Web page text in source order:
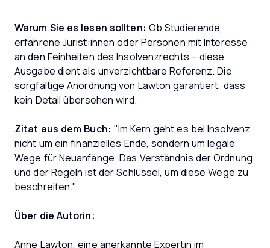
Warum Sie es lesen sollten: Ob Studierende,
erfahrene Jurist:innen oder Personen mit Interesse
an den Feinheiten des Insolvenzrechts – diese
Ausgabe dient als unverzichtbare Referenz. Die
sorgfältige Anordnung von Lawton garantiert, dass
kein Detail übersehen wird.
Zitat aus dem Buch: "Im Kern geht es bei Insolvenz
nicht um ein finanzielles Ende, sondern um legale
Wege für Neuanfänge. Das Verständnis der Ordnung
und der Regeln ist der Schlüssel, um diese Wege zu
beschreiten."
Über die Autorin:
Anne Lawton, eine anerkannte Expertin im